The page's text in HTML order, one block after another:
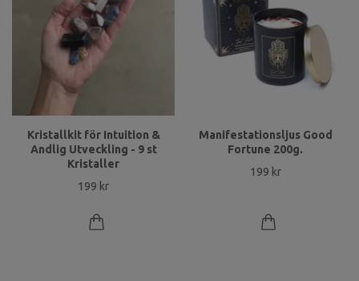
Kristallkit för Intuition &
Andlig Utveckling - 9 st
Kristaller
199 kr
Manifestationsljus Good
Fortune 200g.
199 kr